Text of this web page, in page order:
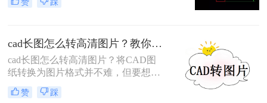
图纸保存为JPG格式的图片。但是有
优秀的CAD转图片的方法，那么下面
就随小编一起来看看吧。
赞 踩
cad长图怎么转高清图片？教你两个靠谱的方法！
​cad长图怎么转高清图片？将CAD图
纸转换为图片格式并不难，但要想更
快更简单的完成转换还是需要一些技
巧的。分享两种可以快速完成转换的
赞 踩